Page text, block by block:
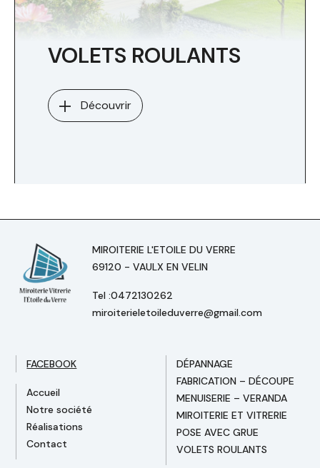
VOLETS ROULANTS
Découvrir
MIROITERIE L'ETOILE DU VERRE
69120 - VAULX EN VELIN
Tel :0472130262
miroiterieletoileduverre@gmail.com
FACEBOOK
Accueil
Notre société
Réalisations
Contact
DÉPANNAGE
FABRICATION – DÉCOUPE
MENUISERIE – VERANDA
MIROITERIE ET VITRERIE
POSE AVEC GRUE
VOLETS ROULANTS